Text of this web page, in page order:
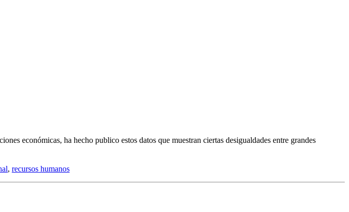
económicas, ha hecho publico estos datos que muestran ciertas desigualdades entre grandes
, recursos humanos